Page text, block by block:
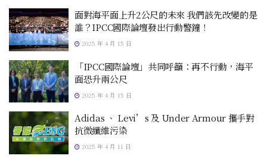
面對海平面上升2公尺的未來 我們該先改變的是
誰？IPCC國際論壇發出行動警鐘！
2025 年 4 月 15 日
「IPCC國際論壇」共同呼籲：再不行動，海平
面恐升兩公尺
2025 年 4 月 15 日
Adidas 、 Levi’s 及 Under Armour 攜手對
抗微纖維污染
2025 年 4 月 11 日